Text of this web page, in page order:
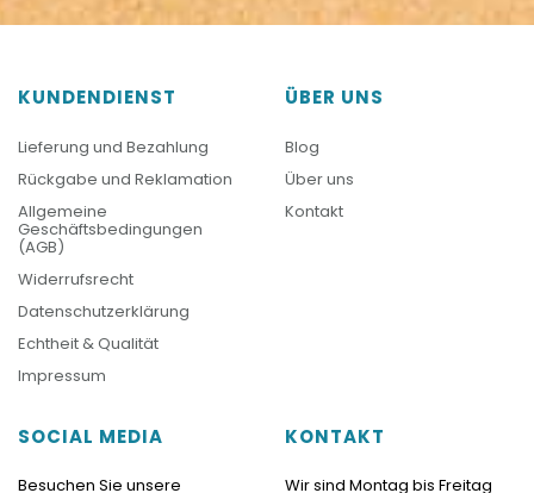
KUNDENDIENST
Lieferung und Bezahlung
Rückgabe und Reklamation
Allgemeine
Geschäftsbedingungen
(AGB)
Widerrufsrecht
Datenschutzerklärung
Echtheit & Qualität
Impressum
ÜBER UNS
Blog
Über uns
Kontakt
SOCIAL MEDIA
Besuchen Sie unsere
KONTAKT
Wir sind Montag bis Freitag